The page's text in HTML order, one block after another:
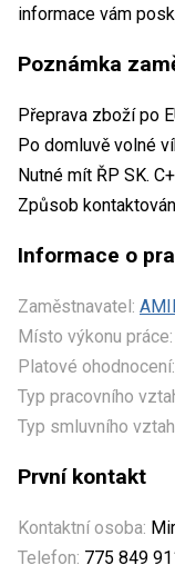
informace vám
Poznámka
Přeprava zboží po
Po domluvě volné
Nutné mít ŘP SK.
Způsob
Informace o
Zaměstnavatel:
Místo výkonu práce:
Platové ohodnocení:
Typ pracovního
Typ smluvního
První kontakt
Kontaktní osoba:
Telefon: 775 849